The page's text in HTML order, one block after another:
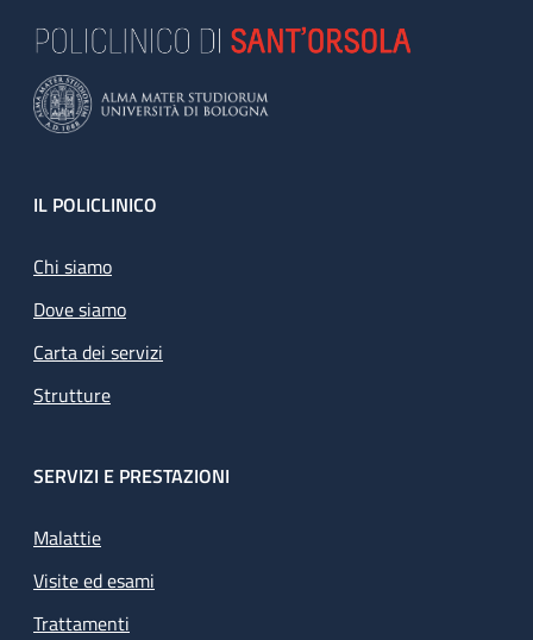
Footer
IL POLICLINICO
Chi siamo
Dove siamo
Carta dei servizi
Strutture
SERVIZI E PRESTAZIONI
Malattie
Visite ed esami
Trattamenti